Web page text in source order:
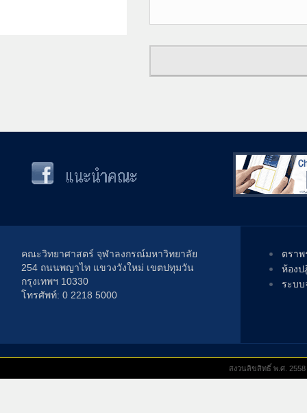
คณะวิทยาศาสตร์ จุฬาลงกรณ์มหาวิทยาลัย
254 ถนนพญาไท แขวงวังใหม่ เขตปทุมวัน
กรุงเทพฯ 10330
โทรศัพท์: 0 2218 5000
ตราพ
ห้องป
ระบบ
สงวนลิขสิทธิ์ พ.ศ.